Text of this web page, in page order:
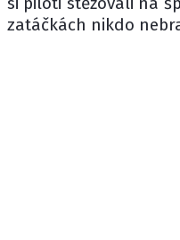
zatáčkách nikdo